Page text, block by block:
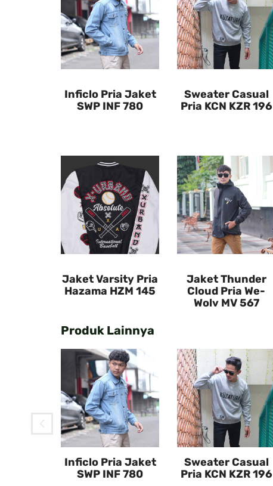
Inficlo Pria Jaket
SWP INF 780
Sweater Casual
Pria KCN KZR 196
Jaket Varsity Pria
Hazama HZM 145
Jaket Thunder
Cloud Pria We-
Wolv MV 567
Produk Lainnya
Inficlo Pria Jaket
SWP INF 780
Sweater Casual
Pria KCN KZR 196